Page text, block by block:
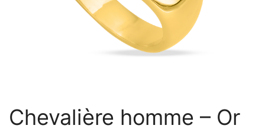
Chevalière homme – Or